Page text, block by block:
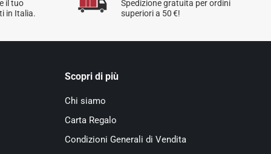
il tuo
in Italia.
Spedizione gratuita per ordini
superiori a 50 €!
Scopri di più
Chi siamo
Carta Regalo
Condizioni Generali di Vendita